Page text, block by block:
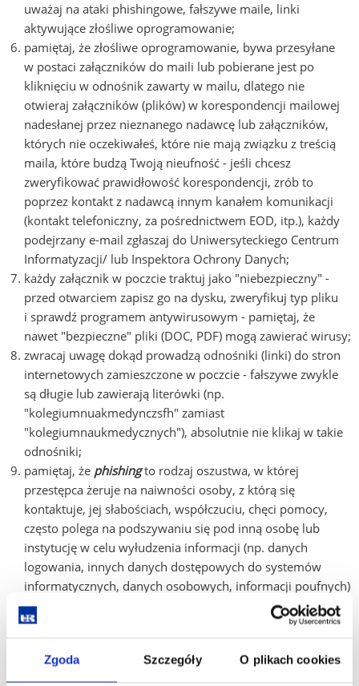
Zgoda Szczegóły O plikach cookies
uważaj na ataki phishingowe, fałszywe maile, linki
aktywujące złośliwe oprogramowanie;
pamiętaj, że złośliwe oprogramowanie, bywa przesyłane
w postaci załączników do maili lub pobierane jest po
kliknięciu w odnośnik zawarty w mailu, dlatego nie
otwieraj załączników (plików) w korespondencji mailowej
nadesłanej przez nieznanego nadawcę lub załączników,
których nie oczekiwałeś, które nie mają związku z treścią
maila, które budzą Twoją nieufność - jeśli chcesz
zweryfikować prawidłowość korespondencji, zrób to
poprzez kontakt z nadawcą innym kanałem komunikacji
(kontakt telefoniczny, za pośrednictwem EOD, itp.), każdy
podejrzany e-mail zgłaszaj do Uniwersyteckiego Centrum
Informatyzacji/ lub Inspektora Ochrony Danych;
każdy załącznik w poczcie traktuj jako "niebezpieczny" -
przed otwarciem zapisz go na dysku, zweryfikuj typ pliku
i sprawdź programem antywirusowym - pamiętaj, że
nawet "bezpieczne" pliki (DOC, PDF) mogą zawierać wirusy;
zwracaj uwagę dokąd prowadzą odnośniki (linki) do stron
internetowych zamieszczone w poczcie - fałszywe zwykle
są długie lub zawierają literówki (np.
"kolegiumnuakmedynczsfh" zamiast
"kolegiumnaukmedycznych"), absolutnie nie klikaj w takie
odnośniki;
pamiętaj, że phishingto rodzaj oszustwa, w której
przestępca żeruje na naiwności osoby, z którą się
kontaktuje, jej słabościach, współczuciu, chęci pomocy,
często polega na podszywaniu się pod inną osobę lub
instytucję w celu wyłudzenia informacji (np. danych
logowania, innych danych dostępowych do systemów
informatycznych, danych osobowych, informacji poufnych)
czy zainfekowania urządzenia szkodliwym
oprogramowaniem, a także skłonienia ofiary do pewnych
uważnie czytaj nadsyłane komunikaty, analizuj adresy
mailowe - ustal, czy są rzeczywiste, czy tylko łudząco